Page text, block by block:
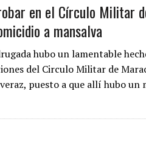
en el Círculo Militar
a mansalva
hubo un lamentable
del Circulo Militar de
puesto a que allí hubo un